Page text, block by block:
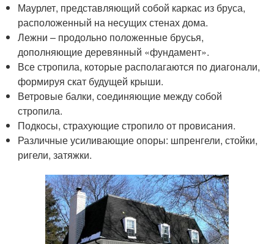
Маурлет, представляющий собой каркас из бруса,
расположенный на несущих стенах дома.
Лежни – продольно положенные брусья,
дополняющие деревянный «фундамент».
Все стропила, которые располагаются по диагонали,
формируя скат будущей крыши.
Ветровые балки, соединяющие между собой
стропила.
Подкосы, страхующие стропило от провисания.
Различные усиливающие опоры: шпренгели, стойки,
ригели, затяжки.